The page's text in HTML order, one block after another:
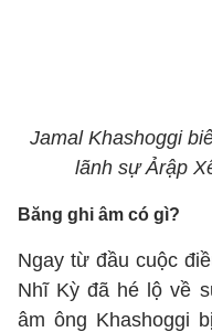
Jamal Khashoggi
lãnh sự Ảrập
Băng ghi âm có gì?
Ngay từ đầu cuộc
Nhĩ Kỳ đã hé lộ về
âm ông Khashoggi